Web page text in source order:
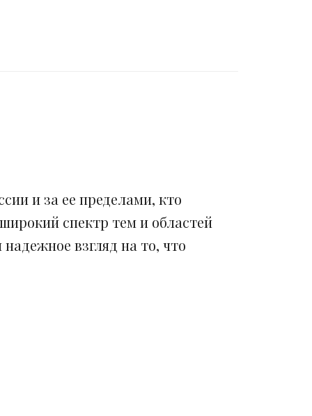
и за ее пределами, кто
спектр тем и областей
взгляд на то, что